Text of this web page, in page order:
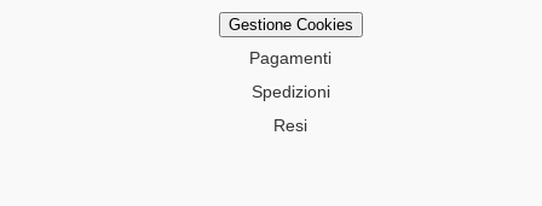
Gestione Cookies
Pagamenti
Spedizioni
Resi